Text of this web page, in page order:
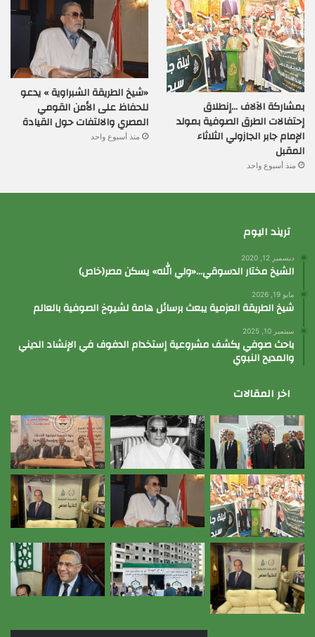
بمشاركة الآلاف …إنطلاق
إحتفالات الطرق الصوفية بمولد
الإمام جابر الجازولي الثلاثاء
المقبل
منذ أسبوع واحد
«شيخ الطريقة الشبراوية » يدعو
للحفاظ على الأمن القومي
المصري والالتفات حول القيادة
منذ أسبوع واحد
تريند اليوم
ديسمبر 12, 2020
الشيخ مختار الدسوقي…«ولي الله» يسكن مصر(خاص)
مايو 19, 2026
شيخ الطريقة العزمية يبعث برسائل هامة لشيوخ الصوفية بالعالم
سبتمبر 10, 2025
باحث صوفي يكشف مشروعية إستخدام الدفوف في الإنشاد الديني
والمديح النبوي
اخر المقالات